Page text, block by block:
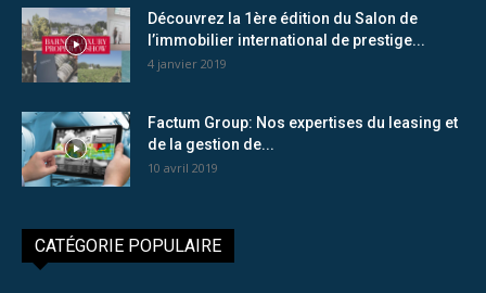
Découvrez la 1ère édition du Salon de
l’immobilier international de prestige...
4 janvier 2019
Factum Group: Nos expertises du leasing et
de la gestion de...
10 avril 2019
CATÉGORIE POPULAIRE